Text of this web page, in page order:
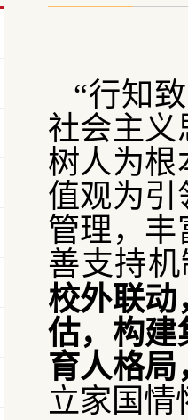
“行知
社会主义
树人为根
值观为引
管理，丰
善支持
校外联动
估，构建
育人格局
立家国情